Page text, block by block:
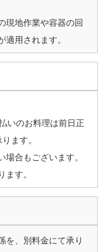
現地作業や容器の回
用されます。
いのお料理は前日正
ます。
合もございます。
す。
を、別料金にて承り